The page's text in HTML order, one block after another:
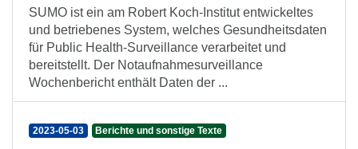
SUMO ist ein am Robert Koch-Institut entwickeltes
und betriebenes System, welches Gesundheitsdaten
für Public Health-Surveillance verarbeitet und
bereitstellt. Der Notaufnahmesurveillance
Wochenbericht enthält Daten der ...
2023-05-03 Berichte und sonstige Texte